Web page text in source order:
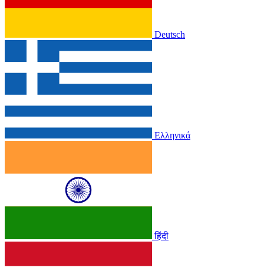
Deutsch
Ελληνικά
हिंदी